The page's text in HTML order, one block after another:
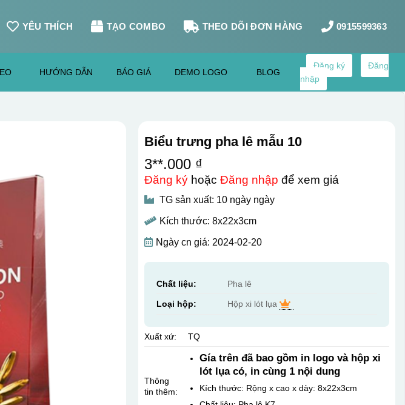
YÊU THÍCH TẠO COMBO THEO DÕI ĐƠN HÀNG 0915599363
HƯỚNG DẪN BÁO GIÁ DEMO LOGO BLOG
Đăng ký
Đăng
nhập
Biểu trưng pha lê mẫu 10
3**.000 ₫
Đăng kýhoặc Đăng nhập để xem giá
TG sản xuất: 10 ngày ngày
Kích thước: 8x22x3cm
Ngày cn giá: 2024-02-20
Chất liệu: Pha lê
Loại hộp: Hộp xi lót lụa
Xuất xứ: TQ
Thông
tin thêm:
Gía trên đã bao gồm in logo và hộp xi
lót lụa có, in cùng 1 nội dung
Kích thước: Rộng x cao x dày: 8x22x3cm